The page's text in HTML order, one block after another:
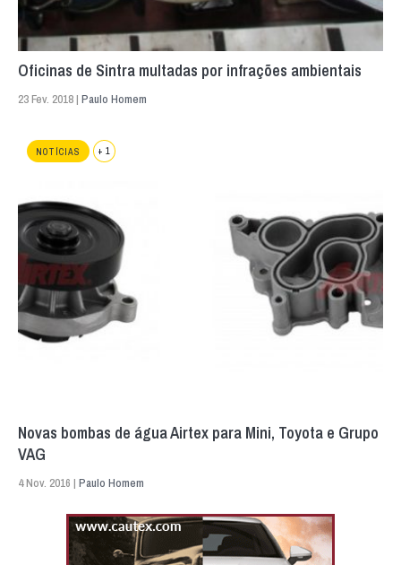
Oficinas de Sintra multadas por infrações ambientais
23 Fev. 2018 | Paulo Homem
NOTÍCIAS + 1
Novas bombas de água Airtex para Mini, Toyota e Grupo
VAG
4 Nov. 2016 | Paulo Homem